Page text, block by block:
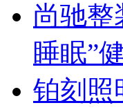
尚驰整
睡眠”
铂刻照